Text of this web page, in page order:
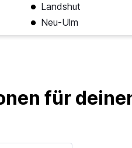
Landshut
Neu-Ulm
für